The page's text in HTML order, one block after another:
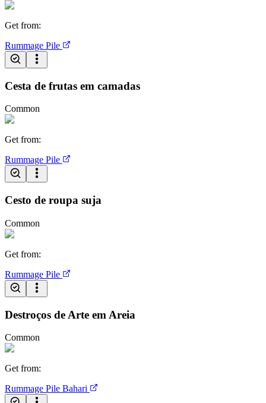
Get from:
Rummage Pile
Cesta de frutas em camadas
Common
Get from:
Rummage Pile
Cesto de roupa suja
Common
Get from:
Rummage Pile
Destroços de Arte em Areia
Common
Get from:
Rummage Pile Bahari